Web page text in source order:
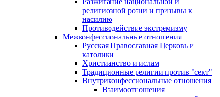
Разжигание национальной и
религиозной розни и призывы к
насилию
Противодействие экстремизму
Межконфессиональные отношения
Русская Православная Церковь и
католики
Христианство и ислам
Традиционные религии против "сект"
Внутриконфессиональные отношения
Взаимоотношения